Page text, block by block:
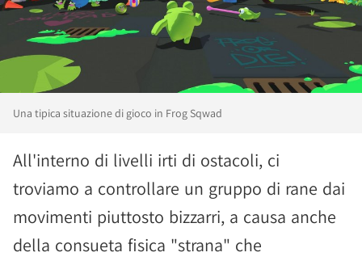
Una tipica situazione di gioco in Frog Sqwad
All'interno di livelli irti di ostacoli, ci
troviamo a controllare un gruppo di rane dai
movimenti piuttosto bizzarri, a causa anche
della consueta fisica "strana" che